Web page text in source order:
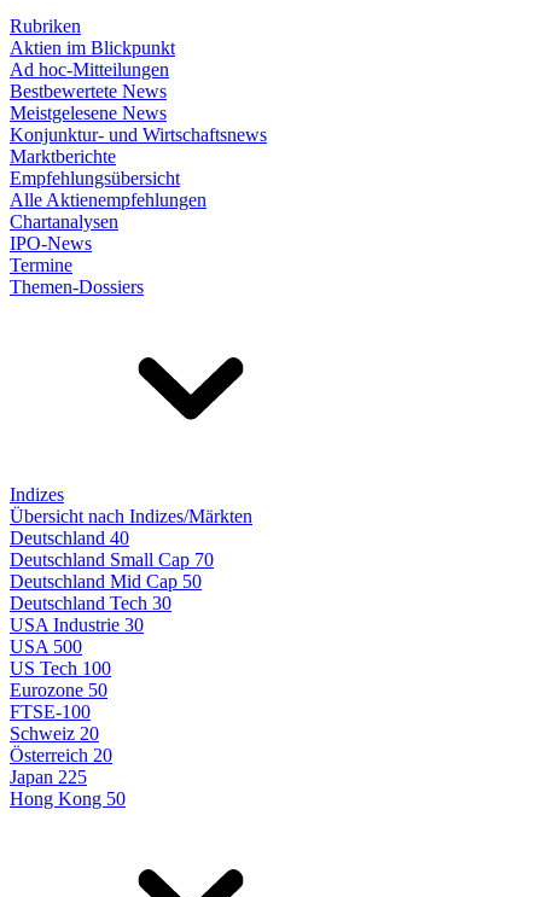
Rubriken
Aktien im Blickpunkt
Ad hoc-Mitteilungen
Bestbewertete News
Meistgelesene News
Konjunktur- und Wirtschaftsnews
Marktberichte
Empfehlungsübersicht
Alle Aktienempfehlungen
Chartanalysen
IPO-News
Termine
Themen-Dossiers
Indizes
Übersicht nach Indizes/Märkten
Deutschland 40
Deutschland Small Cap 70
Deutschland Mid Cap 50
Deutschland Tech 30
USA Industrie 30
USA 500
US Tech 100
Eurozone 50
FTSE-100
Schweiz 20
Österreich 20
Japan 225
Hong Kong 50